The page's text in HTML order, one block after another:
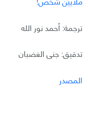
ترجمة: أحمد نور الله
تدقيق: جنى الغضبان
المصدر